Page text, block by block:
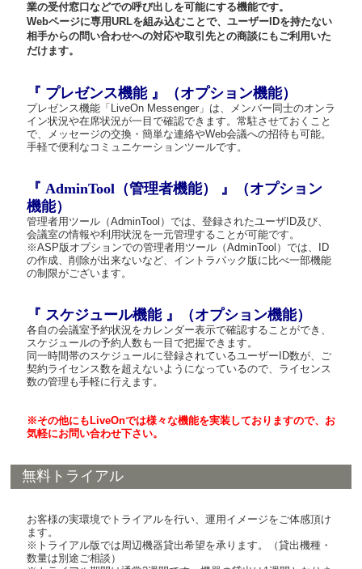
業の受付窓口などでの呼び出しを可能にする機能です。
Webページに専用URLを組み込むことで、ユーザーIDを持たない
相手からの問い合わせへの対応や取引先との商談にもご利用いた
だけます。
『 プレゼンス機能 』（オプション機能）
プレゼンス機能「LiveOn Messenger」は、メンバー同士のオンラ
イン状況や在席状況が一目で確認できます。常駐させておくこと
で、メッセージの交換・簡単な連絡やWeb会議への招待も可能。
手軽で便利なコミュニケーションツールです。
『 AdminTool（管理者機能） 』（オプション
機能）
管理者用ツール（AdminTool）では、登録されたユーザID及び、
会議室の情報や利用状況を一元管理することが可能です。
※ASP版オプションでの管理者用ツール（AdminTool）では、ID
の作成、削除が出来ないなど、イントラパック版に比べ一部機能
の制限がございます。
『 スケジュール機能 』（オプション機能）
各自の会議室予約状況をカレンダー表示で確認することができ、
スケジュールの予約人数も一目で把握できます。
同一時間帯のスケジュールに登録されているユーザーID数が、ご
契約ライセンス数を超えないようになっているので、ライセンス
数の管理も手軽に行えます。
※その他にもLiveOnでは様々な機能を実装しておりますので、お
気軽にお問い合わせ下さい。
無料トライアル
お客様の実環境でトライアルを行い、運用イメージをご体感頂け
ます。
※トライアル版では周辺機器貸出希望を承ります。（貸出機種・
数量は別途ご相談）